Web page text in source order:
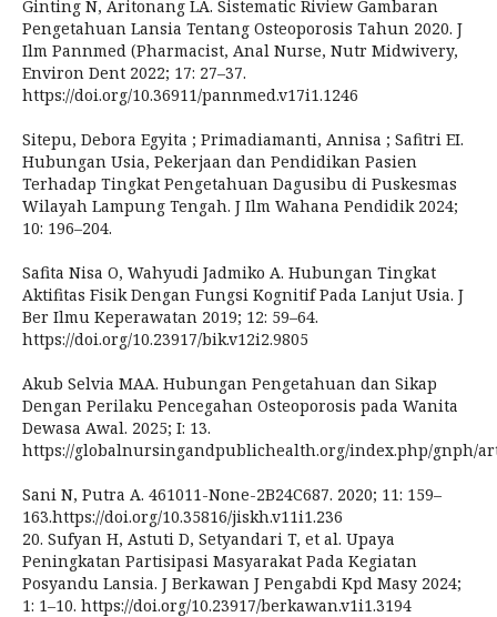
Ginting N, Aritonang LA. Sistematic Riview Gambaran
Pengetahuan Lansia Tentang Osteoporosis Tahun 2020. J
Ilm Pannmed (Pharmacist, Anal Nurse, Nutr Midwivery,
Environ Dent 2022; 17: 27–37.
https://doi.org/10.36911/pannmed.v17i1.1246
Sitepu, Debora Egyita ; Primadiamanti, Annisa ; Safitri EI.
Hubungan Usia, Pekerjaan dan Pendidikan Pasien
Terhadap Tingkat Pengetahuan Dagusibu di Puskesmas
Wilayah Lampung Tengah. J Ilm Wahana Pendidik 2024;
10: 196–204.
Safita Nisa O, Wahyudi Jadmiko A. Hubungan Tingkat
Aktifitas Fisik Dengan Fungsi Kognitif Pada Lanjut Usia. J
Ber Ilmu Keperawatan 2019; 12: 59–64.
https://doi.org/10.23917/bik.v12i2.9805
Akub Selvia MAA. Hubungan Pengetahuan dan Sikap
Dengan Perilaku Pencegahan Osteoporosis pada Wanita
Dewasa Awal. 2025; I: 13.
https://globalnursingandpublichealth.org/index.php/gnph/
Sani N, Putra A. 461011-None-2B24C687. 2020; 11: 159–
163.https://doi.org/10.35816/jiskh.v11i1.236
20. Sufyan H, Astuti D, Setyandari T, et al. Upaya
Peningkatan Partisipasi Masyarakat Pada Kegiatan
Posyandu Lansia. J Berkawan J Pengabdi Kpd Masy 2024;
1: 1–10. https://doi.org/10.23917/berkawan.v1i1.3194